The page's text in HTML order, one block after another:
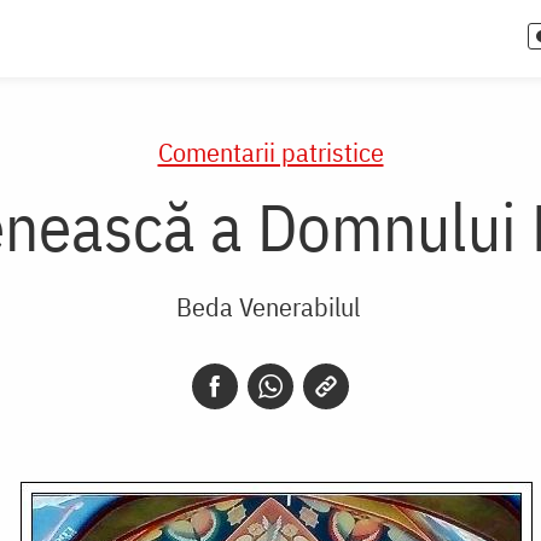
Comentarii patristice
a Domnului
Beda Venerabilul